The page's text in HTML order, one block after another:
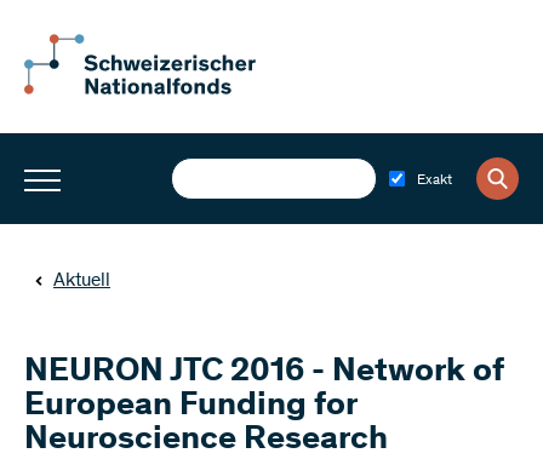
Exakt
Aktuell
NEURON JTC 2016 - Network of
European Funding for
Neuroscience Research